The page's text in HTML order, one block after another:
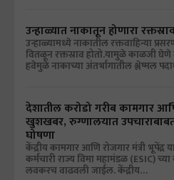
उन्हाळ्यात नाकातून होणारा
उन्हाळ्यामध्ये नाकातील रक्तवाहिन्या
वितळून रक्तस्राव होतो.यामुळे काळजी
हवेमुळे नाकाच्या अंतर्भागातील श्लेष्मल
देशातील करोडो गरीब कामगार
खुशखबर, रुग्णालयात
घोषणा
केंद्रीय कामगार आणि रोजगार मंत्री भूपेंद्र
कर्मचारी राज्य विमा महामंडळ (ESIC)
लवकरच वाढवली जाईल. केंद्रीय…